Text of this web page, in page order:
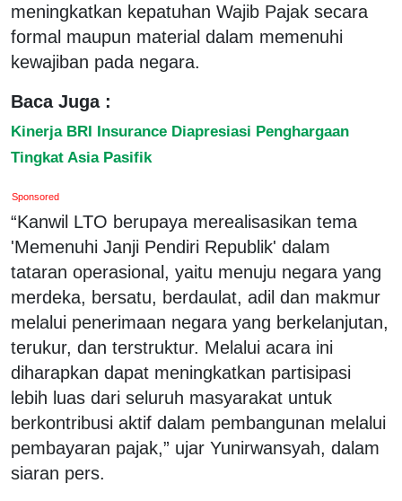
meningkatkan kepatuhan Wajib Pajak secara
formal maupun material dalam memenuhi
kewajiban pada negara.
Baca Juga :
Kinerja BRI Insurance Diapresiasi Penghargaan
Tingkat Asia Pasifik
Sponsored
“Kanwil LTO berupaya merealisasikan tema
'Memenuhi Janji Pendiri Republik' dalam
tataran operasional, yaitu menuju negara yang
merdeka, bersatu, berdaulat, adil dan makmur
melalui penerimaan negara yang berkelanjutan,
terukur, dan terstruktur. Melalui acara ini
diharapkan dapat meningkatkan partisipasi
lebih luas dari seluruh masyarakat untuk
berkontribusi aktif dalam pembangunan melalui
pembayaran pajak,” ujar Yunirwansyah, dalam
siaran pers.